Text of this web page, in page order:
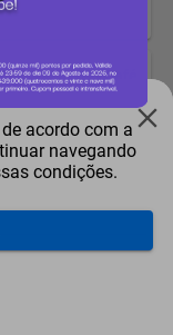
Corações Café
Dinheiro
acordo com a
navegando
condições.